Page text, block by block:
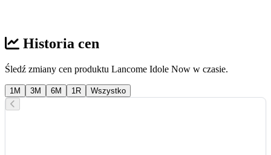
Historia cen
Śledź zmiany cen produktu Lancome Idole Now w czasie.
1M 3M 6M 1R Wszystko